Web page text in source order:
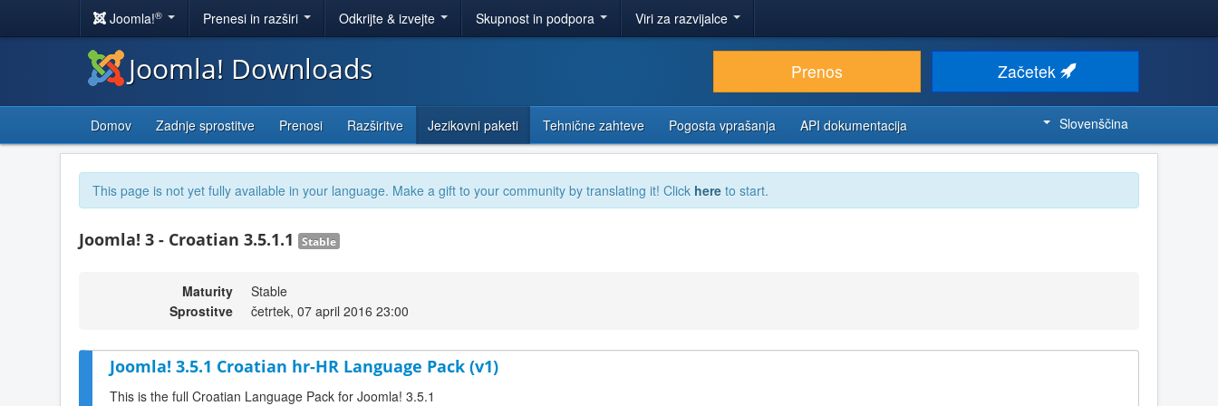
Joomla!® Prenesi in razširi Odkrijte & izvejte Skupnost in podpora Viri za razvijalce
Joomla! Downloads Prenos Začetek
Domov Zadnje sprostitve Prenosi Razširitve Jezikovni paketi Tehnične zahteve Pogosta vprašanja API dokumentacija Slovenščina
This page is not yet fully available in your language. Make a gift to your community by translating it! Click here to start.
Joomla! 3 - Croatian 3.5.1.1 Stable
Maturity
Stable
Sprostitve
četrtek, 07 april 2016 23:00
Joomla! 3.5.1 Croatian hr-HR Language Pack (v1)
This is the full Croatian Language Pack for Joomla! 3.5.1